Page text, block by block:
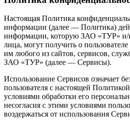
Настоящая Политика
информации (далее — Политика)
информации, которую ЗАО «ТУР» и/
лица, могут получить о
им любого из сайтов, сервисов,
ЗАО «ТУР» (далее — Сервисы).
Использование Сервисов означает
пользователя с настоящей
условиями обработки его
несогласия с этими условиями
воздержаться от использования